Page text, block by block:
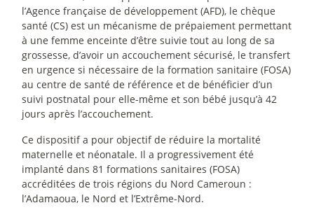
l’Agence française de développement (AFD), le chèque
santé (CS) est un mécanisme de prépaiement permettant
à une femme enceinte d’être suivie tout au long de sa
grossesse, d’avoir un accouchement sécurisé, le transfert
en urgence si nécessaire de la formation sanitaire (FOSA)
au centre de santé de référence et de bénéficier d’un
suivi postnatal pour elle-même et son bébé jusqu’à 42
jours après l’accouchement.
Ce dispositif a pour objectif de réduire la mortalité
maternelle et néonatale. Il a progressivement été
implanté dans 81 formations sanitaires (FOSA)
accréditées de trois régions du Nord Cameroun :
l’Adamaoua, le Nord et l’Extrême-Nord.